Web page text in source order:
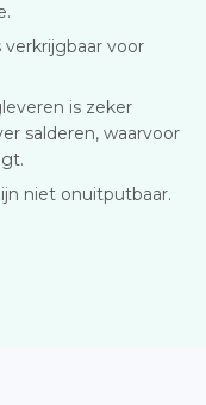
voor
is zeker
salderen, waarvoor
niet onuitputbaar.